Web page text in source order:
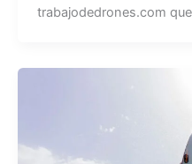
trabajodedrones.com